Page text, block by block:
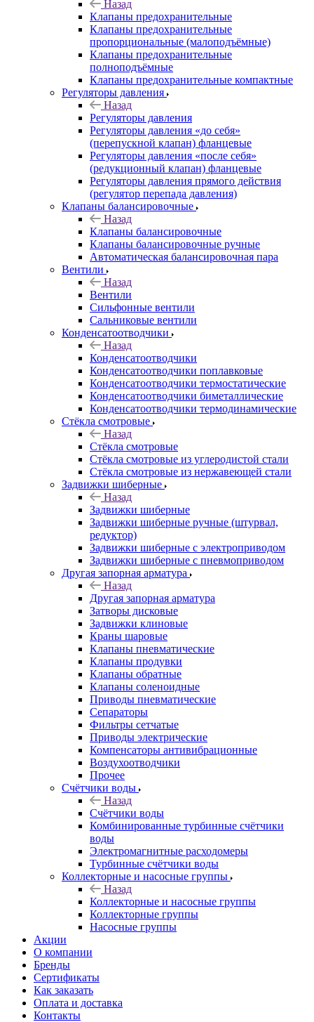
Назад
Клапаны предохранительные
Клапаны предохранительные
пропорциональные (малоподъёмные)
Клапаны предохранительные
полноподъёмные
Клапаны предохранительные компактные
Регуляторы давления
Назад
Регуляторы давления
Регуляторы давления «до себя»
(перепускной клапан) фланцевые
Регуляторы давления «после себя»
(редукционный клапан) фланцевые
Регуляторы давления прямого действия
(регулятор перепада давления)
Клапаны балансировочные
Назад
Клапаны балансировочные
Клапаны балансировочные ручные
Автоматическая балансировочная пара
Вентили
Назад
Вентили
Сильфонные вентили
Сальниковые вентили
Конденсатоотводчики
Назад
Конденсатоотводчики
Конденсатоотводчики поплавковые
Конденсатоотводчики термостатические
Конденсатоотводчики биметаллические
Конденсатоотводчики термодинамические
Стёкла смотровые
Назад
Стёкла смотровые
Стёкла смотровые из углеродистой стали
Стёкла смотровые из нержавеющей стали
Задвижки шиберные
Назад
Задвижки шиберные
Задвижки шиберные ручные (штурвал,
редуктор)
Задвижки шиберные с электроприводом
Задвижки шиберные с пневмоприводом
Другая запорная арматура
Назад
Другая запорная арматура
Затворы дисковые
Задвижки клиновые
Краны шаровые
Клапаны пневматические
Клапаны продувки
Клапаны обратные
Клапаны соленоидные
Приводы пневматические
Сепараторы
Фильтры сетчатые
Приводы электрические
Компенсаторы антивибрационные
Воздухоотводчики
Прочее
Счётчики воды
Назад
Счётчики воды
Комбинированные турбинные счётчики
воды
Электромагнитные расходомеры
Турбинные счётчики воды
Коллекторные и насосные группы
Назад
Коллекторные и насосные группы
Коллекторные группы
Насосные группы
Акции
О компании
Бренды
Сертификаты
Как заказать
Оплата и доставка
Контакты